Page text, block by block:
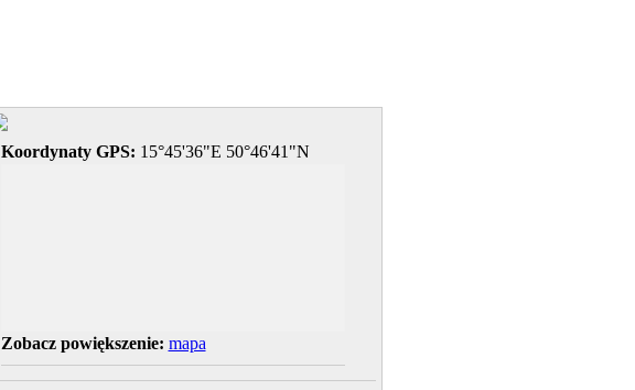
Koordynaty GPS: 15°45'36"E 50°46'41"N
Zobacz powiększenie: mapa